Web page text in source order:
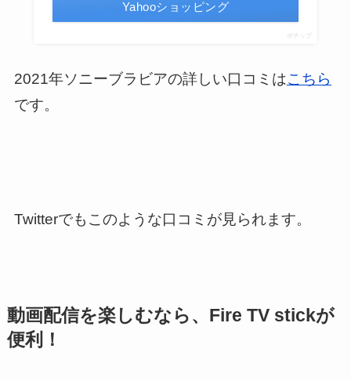
Yahooショッピング
ポチップ
2021年ソニーブラビアの詳しい口コミはこちら
です。
Twitterでもこのような口コミが見られます。
動画配信を楽しむなら、Fire TV stickが
便利！